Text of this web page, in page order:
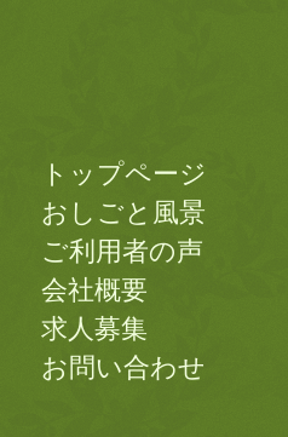
トップページ
おしごと風景
ご利用者の声
会社概要
求人募集
お問い合わせ